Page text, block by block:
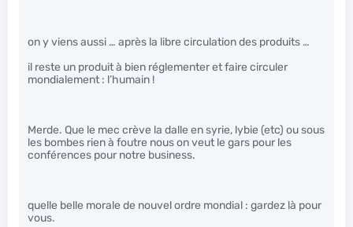
on y viens aussi … après la libre circulation des produits …
il reste un produit à bien réglementer et faire circuler
mondialement : l’humain !
Merde. Que le mec crève la dalle en syrie, lybie (etc) ou sous
les bombes rien à foutre nous on veut le gars pour les
conférences pour notre business.
quelle belle morale de nouvel ordre mondial : gardez là pour
vous.